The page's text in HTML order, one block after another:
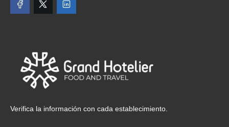
Verifica la información con cada establecimiento.